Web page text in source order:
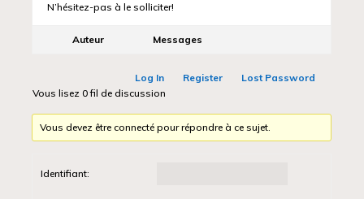
N’hésitez-pas à le solliciter!
Auteur Messages
Log In Register
Lost Password
Vous lisez 0 fil de discussion
Vous devez être connecté pour répondre à ce sujet.
Identifiant: